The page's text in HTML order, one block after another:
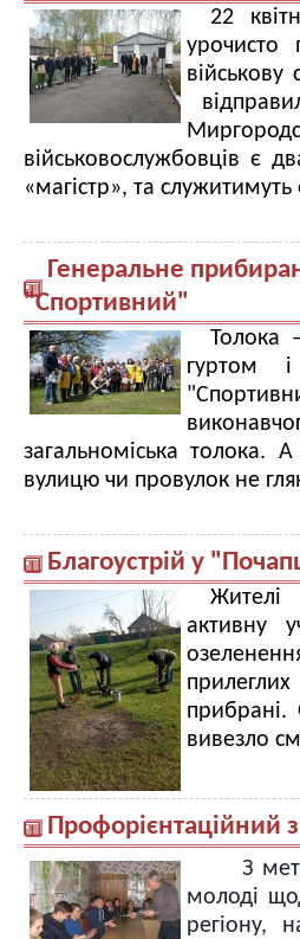
22
урочисто
військову
військовослужбовців є
«магістр», та
Генеральне
"Спортивний"
Толока
гуртом
загальноміська
вулицю чи провулок не
Благоустрій у
активну
вивезло
Профорієнтаційний
З
молоді
регіону,